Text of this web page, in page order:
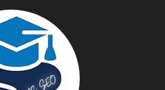
سازمان صنعت،معدن و تجارت